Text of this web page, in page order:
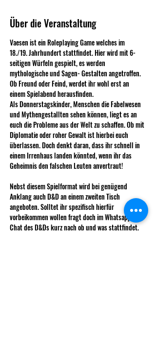
Über die Veranstaltung
Vaesen ist ein Roleplaying Game welches im
18./19. Jahrhundert stattfindet. Hier wird mit 6-
seitigen Würfeln gespielt, es werden
mythologische und Sagen- Gestalten angetroffen.
Ob Freund oder Feind, werdet ihr wohl erst an
einem Spielabend herausfinden.
Als Donnerstagskinder, Menschen die Fabelwesen
und Mythengestallten sehen können, liegt es an
euch die Probleme aus der Welt zu schaffen. Ob mit
Diplomatie oder roher Gewalt ist hierbei euch
überlassen. Doch denkt daran, dass ihr schnell in
einem Irrenhaus landen könnted, wenn ihr das
Geheimnis den falschen Leuten anvertraut!
Nebst diesem Spielformat wird bei genügend
Anklang auch D&D an einem zweiten Tisch
angeboten. Solltet ihr spezifisch hierfür
vorbeikommen wollen fragt doch im Whatsapp-
Chat des D&Ds kurz nach ob und was stattfindet,